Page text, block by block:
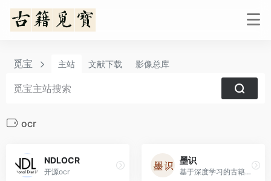
觅宝 主站 文献下载 影像总库
ocr
NDLOCR
开源ocr
墨识
基于深度学习的古籍OCR引擎，自动识别繁体竖排、手写批注与版刻异体字。上传古籍影像，即刻获取可检索、可编辑的数字化文本